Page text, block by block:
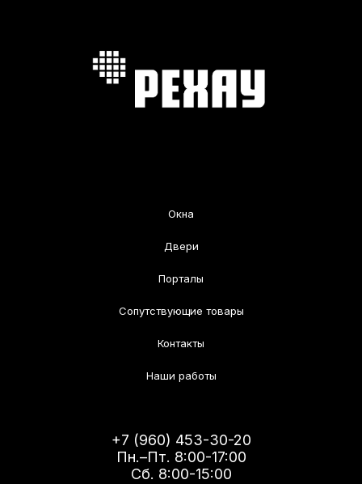
Окна
Двери
Порталы
Сопутствующие товары
Контакты
Наши работы
+7 (960) 453-30-20
Пн.–Пт. 8:00-17:00
Сб. 8:00-15:00